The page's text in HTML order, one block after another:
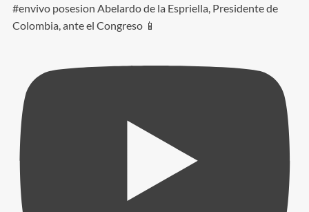
#envivo posesion Abelardo de la Espriella, Presidente de
Colombia, ante el Congreso 📱